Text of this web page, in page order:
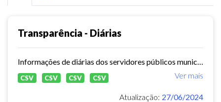
Transparência - Diárias
Ver mais
CSV CSV CSV CSV
Atualização: 27/06/2024